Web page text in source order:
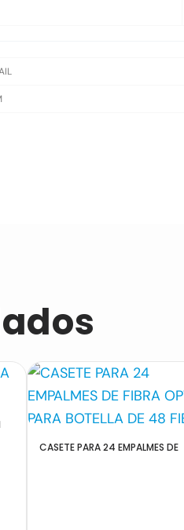
CASETE PARA 24 EMPALMES DE